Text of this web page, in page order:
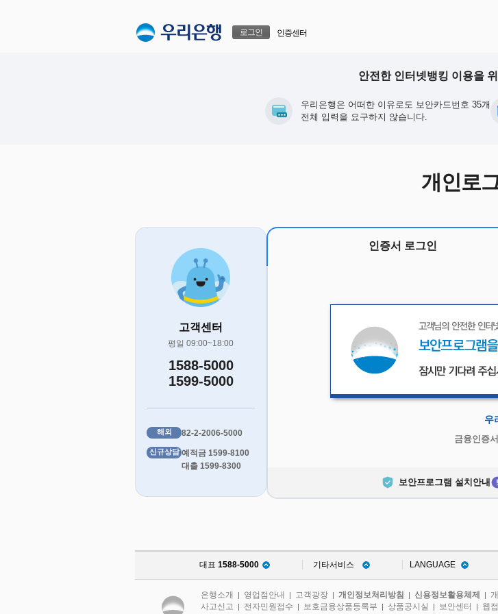
로그인 인증센터
안전한 인터넷뱅킹 이용을
우리은행은 어떠한 이유로도 보안카드번호 35개
전체 입력을 요구하지 않습니다.
개인로
고객센터
평일 09:00~18:00
1588-5000
1599-5000
해외 82-2-2006-5000
신규상담 예적금 1599-8100
대출 1599-8300
인증서 로그인
우리WON인증서
우
금융인증
보안프로그램 설치안내
대표 1588-5000 기타서비스 LANGUAGE
은행소개 | 영업점안내 | 고객광장 | 개인정보처리방침 | 신용정보활용체제 |
사고신고 | 전자민원접수 | 보호금융상품등록부 | 상품공시실 | 보안센터 | 웹